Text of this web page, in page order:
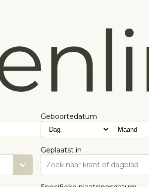
Geplaatst in
Zoek naar krant of dagblad
Geboortedatum